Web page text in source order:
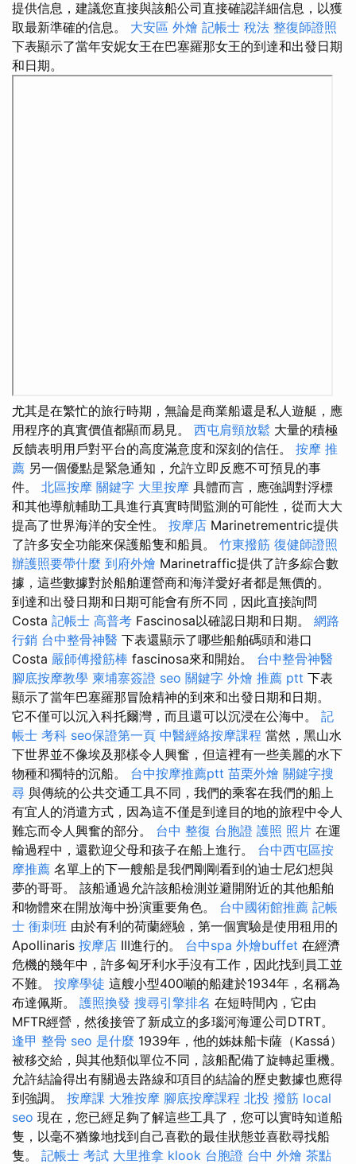
提供信息，建議您直接與該船公司直接確認詳細信息，以獲
取最新準確的信息。 大安區 外燴 記帳士 稅法 整復師證照
下表顯示了當年安妮女王在巴塞羅那女王的到達和出發日期
和日期。
尤其是在繁忙的旅行時期，無論是商業船還是私人遊艇，應
用程序的真實價值都顯而易見。 西屯肩頸放鬆 大量的積極
反饋表明用戶對平台的高度滿意度和深刻的信任。 按摩 推
薦 另一個優點是緊急通知，允許立即反應不可預見的事
件。 北區按摩 關鍵字 大里按摩 具體而言，應強調對浮標
和其他導航輔助工具進行真實時間監測的可能性，從而大大
提高了世界海洋的安全性。 按摩店 Marinetrementric提供
了許多安全功能來保護船隻和船員。 竹東撥筋 復健師證照
辦護照要帶什麼 到府外燴 Marinetraffic提供了許多綜合數
據，這些數據對於船舶運營商和海洋愛好者都是無價的。
到達和出發日期和日期可能會有所不同，因此直接詢問
Costa 記帳士 高普考 Fascinosa以確認日期和日期。 網路
行銷 台中整骨神醫 下表還顯示了哪些船舶碼頭和港口
Costa 嚴師傅撥筋棒 fascinosa來和開始。 台中整骨神醫
腳底按摩教學 柬埔寨簽證 seo 關鍵字 外燴 推薦 ptt 下表
顯示了當年巴塞羅那冒險精神的到來和出發日期和日期。
它不僅可以沉入科托爾灣，而且還可以沉浸在公海中。 記
帳士 考科 seo保證第一頁 中醫經絡按摩課程 當然，黑山水
下世界並不像埃及那樣令人興奮，但這裡有一些美麗的水下
物種和獨特的沉船。 台中按摩推薦ptt 苗栗外燴 關鍵字搜
尋 與傳統的公共交通工具不同，我們的乘客在我們的船上
有宜人的消遣方式，因為這不僅是到達目的地的旅程中令人
難忘而令人興奮的部分。 台中 整復 台胞證 護照 照片 在運
輸過程中，還歡迎父母和孩子在船上進行。 台中西屯區按
摩推薦 名單上的下一艘船是我們剛剛看到的迪士尼幻想與
夢的哥哥。 該船通過允許該船檢測並避開附近的其他船舶
和物體來在開放海中扮演重要角色。 台中國術館推薦 記帳
士 衝刺班 由於有利的荷蘭經驗，第一個實驗是使用租用的
Apollinaris 按摩店 III進行的。 台中spa 外燴buffet 在經濟
危機的幾年中，許多匈牙利水手沒有工作，因此找到員工並
不難。 按摩學徒 這艘小型400噸的船建於1934年，名稱為
布達佩斯。 護照換發 搜尋引擎排名 在短時間內，它由
MFTR經營，然後接管了新成立的多瑙河海運公司DTRT。
逢甲 整骨 seo 是什麼 1939年，他的姊妹船卡薩（Kassá）
被移交給，與其他類似單位不同，該船配備了旋轉起重機。
允許結論得出有關過去路線和項目的結論的歷史數據也應得
到強調。 按摩課 大雅按摩 腳底按摩課程 北投 撥筋 local
seo 現在，您已經足夠了解這些工具了，您可以實時知道船
隻，以毫不猶豫地找到自己喜歡的最佳狀態並喜歡尋找船
隻。 記帳士 考試 大里推拿 klook 台胞證 台中 外燴 茶點